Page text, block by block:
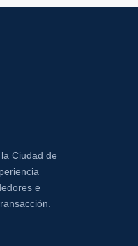
Ciudad de
e